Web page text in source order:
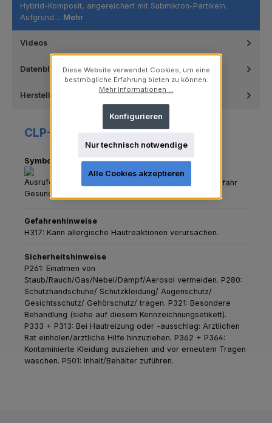
Hybrid-Komposit, angereichert mit Submikron-Partikeln.
Aufgrund… Mehr
Videos
Datenblätter
Hersteller
CLP-/REACH-Hinweise
Symbole
GHS07 - Ausrufezeichen: Gesundheitsgefahr
Gefahrenhinweise
H317: Kann allergische Hautreaktionen verursachen.
Sicherheitshinweise
P261: Einatmen von
Staub/Rauch/Gas/Nebel/Dampf/Aerosol vermeiden. P280:
Schutzhandschuhe/ Schutzkleidung/ Augenschutz/
Gesichtsschutz/ Gehörschutz/ tragen. P321: Besondere
Behandlung (siehe auf diesem Kennzeichnungsetikett).
P333 + P313: Bei Hautreizung oder -ausschlag: Ärztlichen
Rat einholen/ärztliche Hilfe hinzuziehen. P362 + P364:
Kontaminierte Kleidung ausziehen und vor erneutem Tragen
waschen. P501: Inhalt/Behälter zuführen.
Diese Website verwendet Cookies, um eine
bestmögliche Erfahrung bieten zu können.
Mehr Informationen ...
Nur technisch notwendige
Konfigurieren
Alle Cookies akzeptieren